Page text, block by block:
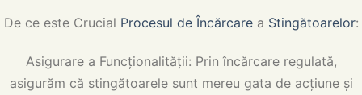
De ce este Crucial Procesul de Încărcarea Stingătoarelor:
Asigurare a Funcționalității: Prin încărcare regulată,
asigurăm că stingătoarele sunt mereu gata de acțiune și